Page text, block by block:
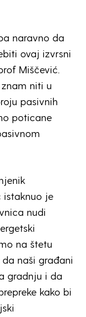
naravno da
ovaj izvrsni
Miščević.
znam niti u
pasivnih
poticane
istaknuo je
nudi
na štetu
naši građani
gradnju i da
kako bi